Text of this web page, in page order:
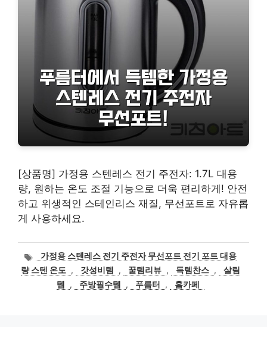
[상품명] 가정용 스텐레스 전기 주전자: 1.7L 대용
량, 원하는 온도 조절 기능으로 더욱 편리하게! 안전
하고 위생적인 스테인리스 재질, 무선포트로 자유롭
게 사용하세요.
태
그
가정용 스텐레스 전기 주전자 무선포트 전기 포트 대용
량 스텐 온도
, 갓성비템 , 꿀템리뷰 , 득템찬스 ,
살림
템
, 주방필수템 , 푸름터 , 홈카페